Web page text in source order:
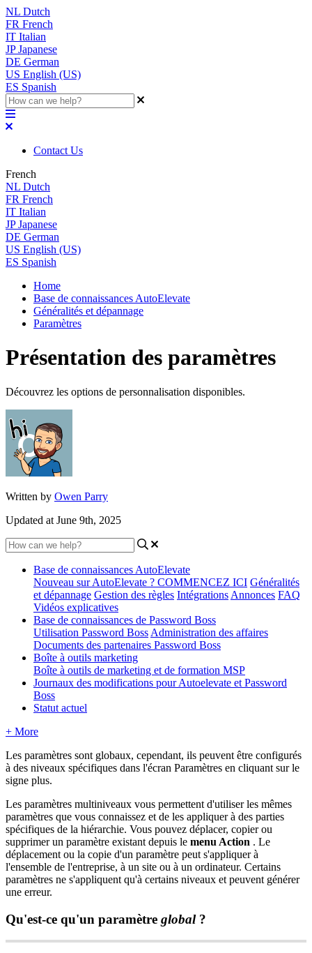
NL Dutch
FR French
IT Italian
JP Japanese
DE German
US English (US)
ES Spanish
Contact Us
French
NL Dutch
FR French
IT Italian
JP Japanese
DE German
US English (US)
ES Spanish
Home
Base de connaissances AutoElevate
Généralités et dépannage
Paramètres
Présentation des paramètres
Découvrez les options de personnalisation disponibles.
Written by Owen Parry
Updated at June 9th, 2025
Base de connaissances AutoElevate
Nouveau sur AutoElevate ? COMMENCEZ ICI Généralités
et dépannage Gestion des règles Intégrations Annonces FAQ
Vidéos explicatives
Base de connaissances de Password Boss
Utilisation Password Boss Administration des affaires
Documents des partenaires Password Boss
Boîte à outils marketing
Boîte à outils de marketing et de formation MSP
Journaux des modifications pour Autoelevate et Password
Boss
Statut actuel
+ More
Les paramètres sont globaux, cependant, ils peuvent être configurés
à des niveaux spécifiques dans l'écran Paramètres en cliquant sur le
signe plus.
Les paramètres multiniveaux vous permettent d'utiliser les mêmes
paramètres que vous connaissez et de les appliquer à des parties
spécifiques de la hiérarchie. Vous pouvez déplacer, copier ou
supprimer un paramètre existant depuis le menu Action . Le
déplacement ou la copie d'un paramètre peut s'appliquer à
l'ensemble de l'entreprise, à un site ou à un ordinateur. Certains
paramètres ne s'appliquent qu'à certains niveaux et peuvent générer
une erreur.
Qu'est-ce qu'un paramètre global ?